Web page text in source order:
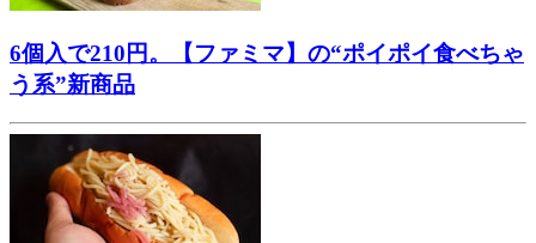
6個入で210円。【ファミマ】の“ポイポイ食べちゃ
う系”新商品